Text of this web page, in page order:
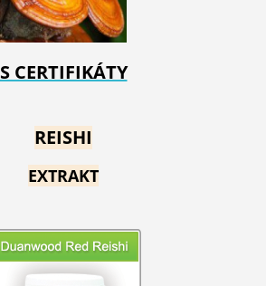
S CERTIFIKÁTY
REISHI
EXTRAKT